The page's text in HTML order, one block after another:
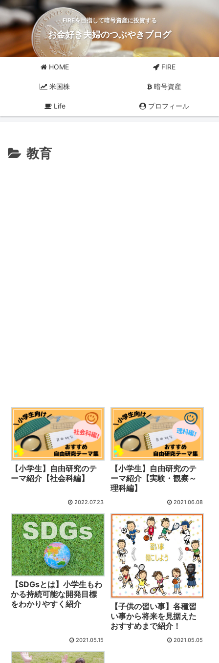
FIREを目指して暗号資産に投資する
お金好き夫婦のつぶやきブログ
HOME FIRE
米国株 暗号資産
Life プロフィール
教育
【小学生】自由研究のテ
ーマ紹介【社会科編】
2022.07.23
【小学生】自由研究のテ
ーマ紹介【実験・観察～
理科編】
2021.06.08
【SDGsとは】小学生もわ
かる持続可能な開発目標
をわかりやすく紹介
2021.05.15
【子供の習い事】各種習
い事から将来を見据えた
おすすめまで紹介！
2021.05.05